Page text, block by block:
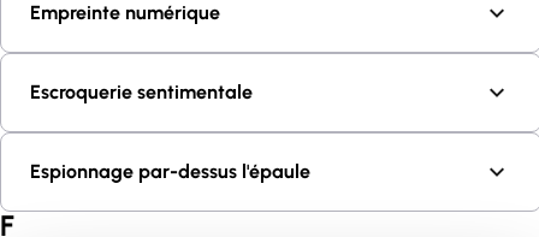
Empreinte numérique
Escroquerie sentimentale
Espionnage par-dessus l'épaule
F